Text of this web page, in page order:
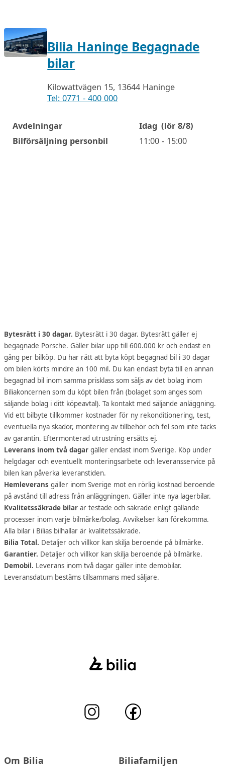
Bilia Haninge Begagnade
bilar
Kilowattvägen 15, 13644 Haninge
Tel: 0771 - 400 000
Öppettider
Avdelningar Idag (lör 8/8)
Bilförsäljning personbil
11:00 - 15:00
Bytesrätt i 30 dagar. Bytesrätt i 30 dagar. Bytesrätt gäller ej
begagnade Porsche. Gäller bilar upp till 600.000 kr och endast en
gång per bilköp. Du har rätt att byta köpt begagnad bil i 30 dagar
om bilen körts mindre än 100 mil. Du kan endast byta till en annan
begagnad bil inom samma prisklass som säljs av det bolag inom
Biliakoncernen som du köpt bilen från (bolaget som anges som
säljande bolag i ditt köpeavtal). Ta kontakt med säljande anläggning.
Vid ett bilbyte tillkommer kostnader för ny rekonditionering, test,
eventuella nya skador, montering av tillbehör och fel som inte täcks
av garantin. Eftermonterad utrustning ersätts ej.
Leverans inom två dagar gäller endast inom Sverige. Köp under
helgdagar och eventuellt monteringsarbete och leveransservice på
bilen kan påverka leveranstiden.
Hemleverans gäller inom Sverige mot en rörlig kostnad beroende
på avstånd till adress från anläggningen. Gäller inte nya lagerbilar.
Kvalitetssäkrade bilar är testade och säkrade enligt gällande
processer inom varje bilmärke/bolag. Avvikelser kan förekomma.
Alla bilar i Bilias bilhallar är kvalitetssäkrade.
Bilia Total. Detaljer och villkor kan skilja beroende på bilmärke.
Garantier. Detaljer och villkor kan skilja beroende på bilmärke.
Demobil. Leverans inom två dagar gäller inte demobilar.
Leveransdatum bestäms tillsammans med säljare.
Om Bilia Biliafamiljen